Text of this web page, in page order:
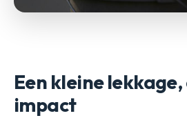
Een kleine
impact